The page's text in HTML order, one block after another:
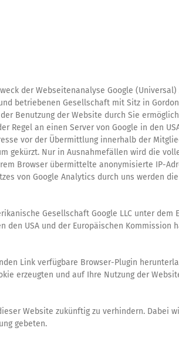
der Webseitenanalyse Google
betriebenen Gesellschaft mit Sitz in
Benutzung der Website durch Sie
Regel an einen Server von Google in den
vor der Übermittlung innerhalb der
gekürzt. Nur in Ausnahmefällen wird die
Browser übermittelte anonymisierte IP-
von Google Analytics durch uns werden
Gesellschaft Google LLC unter dem
den USA und der Europäischen Kommission
Link verfügbare Browser-Plugin
erzeugten und auf Ihre Nutzung der
Website zukünftig zu verhindern. Dabei
gebeten.